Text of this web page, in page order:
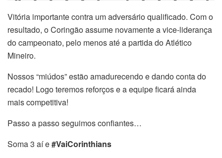
Vitória importante contra um adversário qualificado. Com o
resultado, o Coringão assume novamente a vice-liderança
do campeonato, pelo menos até a partida do Atlético
Mineiro.
Nossos “miúdos” estão amadurecendo e dando conta do
recado! Logo teremos reforços e a equipe ficará ainda
mais competitiva!
Passo a passo seguimos confiantes…
Soma 3 aí e#VaiCorinthians